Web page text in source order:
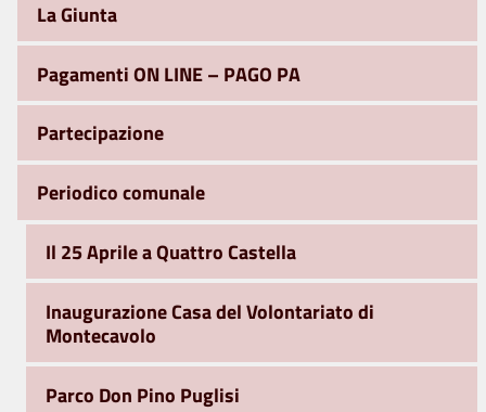
La Giunta
Pagamenti ON LINE – PAGO PA
Partecipazione
Periodico comunale
Il 25 Aprile a Quattro Castella
Inaugurazione Casa del Volontariato di
Montecavolo
Parco Don Pino Puglisi